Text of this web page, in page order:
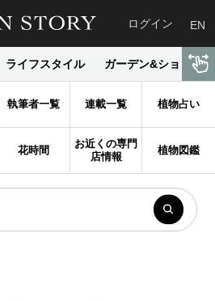
ログイン EN
ライフスタイル ガーデン&ショップ
執筆者一覧 連載一覧 植物占い
花時間
お近くの専門
店情報
植物図鑑